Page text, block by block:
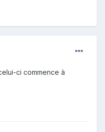
ci commence à